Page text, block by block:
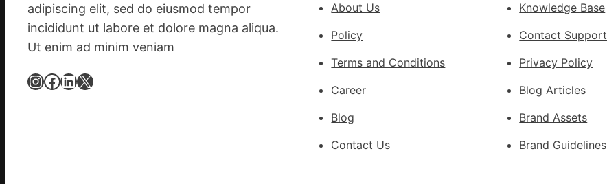
用
梯
adipiscing elit, sed do eiusmod tempor
incididunt ut labore et dolore magna aliqua.
Ut enim ad minim veniam
InstagramFacebook LinkedIn X
About Us
Policy
Terms and Conditions
Career
Blog
Contact Us
Knowledge Base
Contact Support
Privacy Policy
Blog Articles
Brand Assets
Brand Guidelines